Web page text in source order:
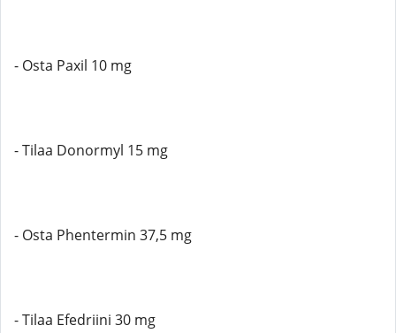
- Osta Paxil 10 mg
- Tilaa Donormyl 15 mg
- Osta Phentermin 37,5 mg
- Tilaa Efedriini 30 mg